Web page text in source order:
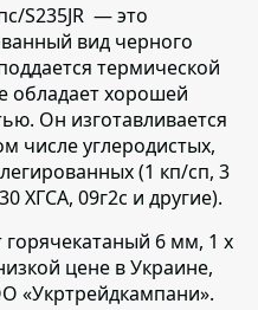
S235JR — это
вид черного
термической
обладает хорошей
Он изготавливается
числе углеродистых,
(1 кп/сп, 3
ХГСА, 09г2с и другие).
горячекатаный 6 мм, 1 х
цене в Украине,
«Укртрейдкампани».